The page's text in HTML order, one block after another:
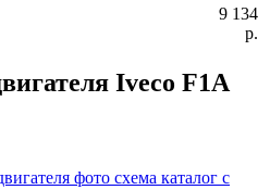
9 134
р.
Iveco F1A